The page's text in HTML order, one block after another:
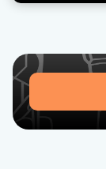
Приглашаем
водителей